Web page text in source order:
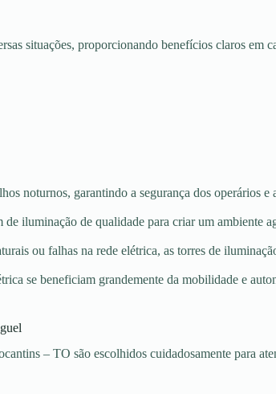
situações, proporcionando benefícios claros em
noturnos, garantindo a segurança dos operários e
de iluminação de qualidade para criar um ambiente
ou falhas na rede elétrica, as torres de
se beneficiam grandemente da mobilidade e
– TO são escolhidos cuidadosamente para